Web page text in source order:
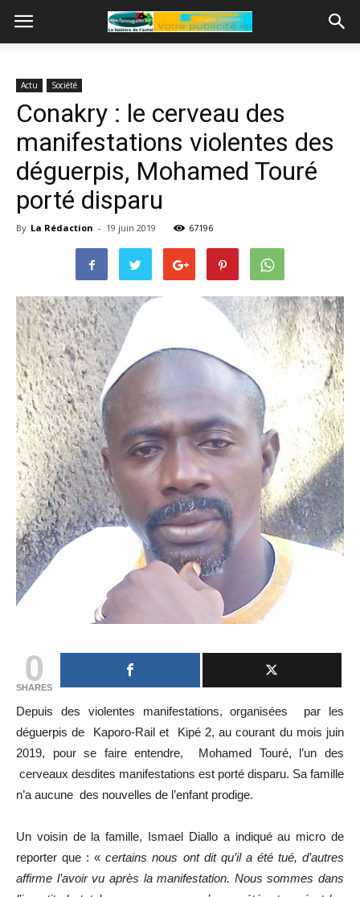
Actu Société
Conakry : le cerveau des
manifestations violentes des
déguerpis, Mohamed Touré
porté disparu
By La Rédaction - 19 juin 2019 67196
0
SHARES
Depuis des violentes manifestations, organisées par les
déguerpis de Kaporo-Rail et Kipé 2, au courant du mois juin
2019, pour se faire entendre, Mohamed Touré, l’un des
cerveaux desdites manifestations est porté disparu. Sa famille
n’a aucune des nouvelles de l’enfant prodige.
Un voisin de la famille, Ismael Diallo a indiqué au micro de
reporter que : «certains nous ont dit qu’il a été tué, d’autres
affirme l’avoir vu après la manifestation. Nous sommes dans